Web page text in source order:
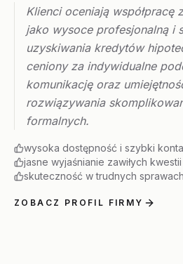
Klienci oceniają współpracę
jako wysoce profesjonalną i
uzyskiwania kredytów
ceniony za indywidualne
komunikację oraz
rozwiązywania
formalnych.
wysoka dostępność i szybki
jasne wyjaśnianie zawiłych kwestii
skuteczność w trudnych sprawach
ZOBACZ PROFIL FIRMY